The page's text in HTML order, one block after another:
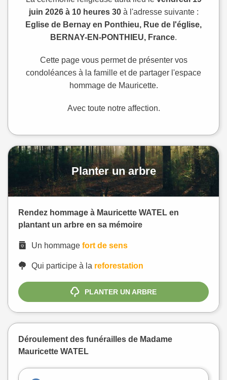
juin 2026 à 10 heures 30à l'adresse suivante :
Eglise de Bernay en Ponthieu, Rue de l'église,
BERNAY-EN-PONTHIEU, France.
Cette page vous permet de présenter vos
condoléances à la famille et de partager l'espace
hommage de Mauricette.
Avec toute notre affection.
Planter un arbre
Rendez hommage à Mauricette WATEL en
plantant un arbre en sa mémoire
Un hommage fort de sens
Qui participe à la reforestation
PLANTER UN ARBRE
Déroulement des funérailles de Madame
Mauricette WATEL